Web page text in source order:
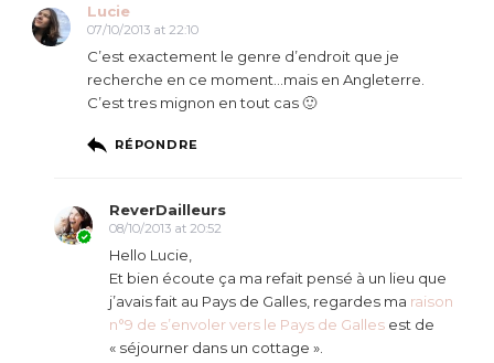
Lucie
07/10/2013 at 22:10
C’est exactement le genre d’endroit que je
recherche en ce moment…mais en Angleterre.
C’est tres mignon en tout cas 🙂
RÉPONDRE
ReverDailleurs
08/10/2013 at 20:52
Hello Lucie,
Et bien écoute ça ma refait pensé à un lieu que
j’avais fait au Pays de Galles, regardes ma raison
n°9 de s’envoler vers le Pays de Galles est de
« séjourner dans un cottage ».